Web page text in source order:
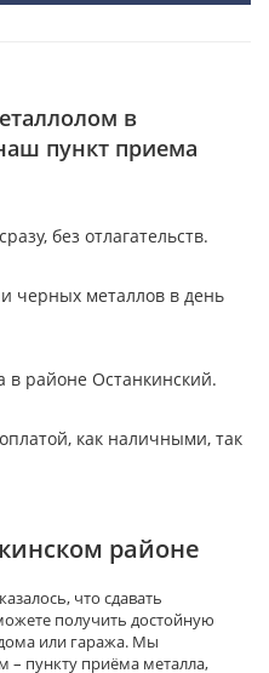
в
пункт приема
без отлагательств.
черных металлов в день
в районе Останкинский.
как наличными, так
районе
что сдавать
получить достойную
или гаража. Мы
– пункту приёма металла,